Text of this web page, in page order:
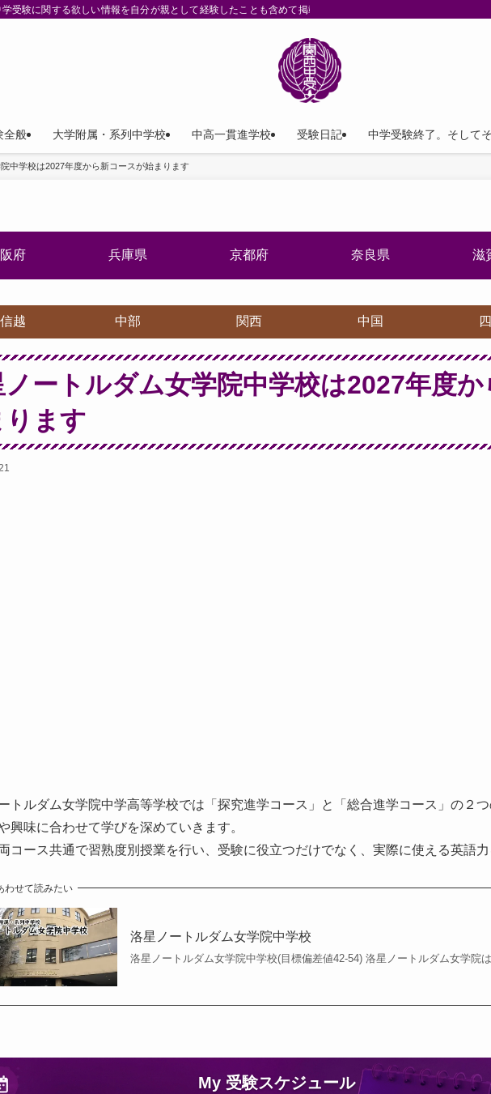
受験に関する欲しい情報を自分が親として経験したことも含めて掲載。
全般 大学附属・系列中学校 中高一貫進学校 受験日記 中学受験終了。そして
中学校は2027年度から新コースが始まります
府 兵庫県 京都府 奈良県 滋
越 中部 関西 中国
ノートルダム女学院中学校は2027年度
ります
トルダム女学院中学高等学校では「探究進学コース」と「総合進学コース」の２
興味に合わせて学びを深めていきます。
コース共通で習熟度別授業を行い、受験に役立つだけでなく、実際に使える英語
わせて読みたい
洛星ノートルダム女学院中学校
洛星ノートルダム女学院中学校(目標偏差値42-54) 洛星ノートルダム女学院
My 受験スケジュール